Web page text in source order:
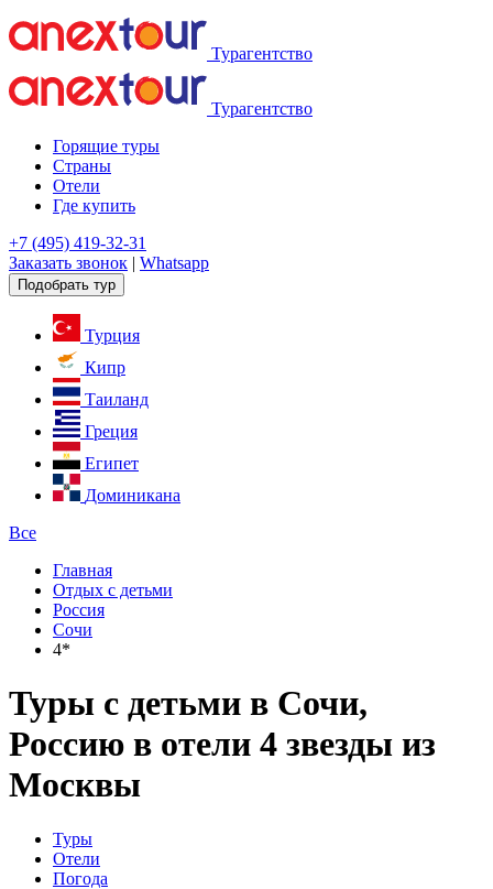
Турагентство
Турагентство
Горящие туры
Страны
Отели
Где купить
+7 (495) 419-32-31
Заказать звонок | Whatsapp
Подобрать тур
Турция
Кипр
Таиланд
Греция
Египет
Доминикана
Все
Главная
Отдых с детьми
Россия
Сочи
4*
Туры с детьми в Сочи,
Россию в отели 4 звезды из
Москвы
Туры
Отели
Погода